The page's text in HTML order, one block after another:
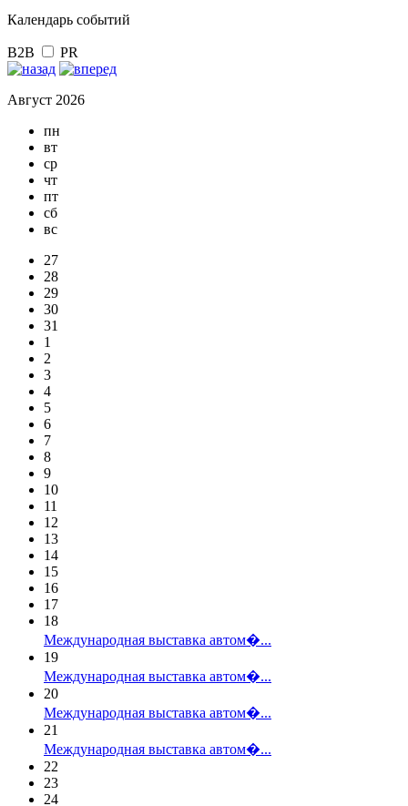
Календарь событий
B2B PR
Август 2026
пн
вт
ср
чт
пт
сб
вс
27
28
29
30
31
1
2
3
4
5
6
7
8
9
10
11
12
13
14
15
16
17
18
Международная выставка автом�...
19
Международная выставка автом�...
20
Международная выставка автом�...
21
Международная выставка автом�...
22
23
24